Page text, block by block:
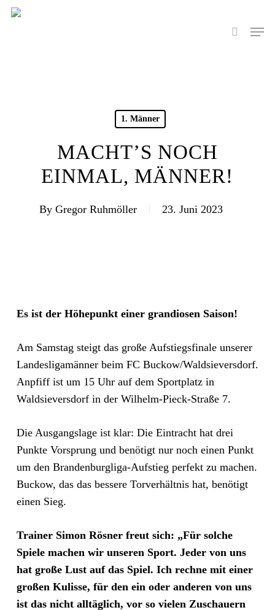
Skip
search
Menu
1. Männer
MACHT’S NOCH
EINMAL, MÄNNER!
By Gregor Ruhmöller 23. Juni 2023
Es ist der Höhepunkt einer grandiosen Saison!
Am Samstag steigt das große Aufstiegsfinale unserer
Landesligamänner beim FC Buckow/Waldsieversdorf.
Anpfiff ist um 15 Uhr auf dem Sportplatz in
Waldsieversdorf in der Wilhelm-Pieck-Straße 7.
Die Ausgangslage ist klar: Die Eintracht hat drei
Punkte Vorsprung und benötigt nur noch einen Punkt
um den Brandenburgliga-Aufstieg perfekt zu machen.
Buckow, das das bessere Torverhältnis hat, benötigt
einen Sieg.
Trainer Simon Rösner freut sich: „Für solche
Spiele machen wir unseren Sport. Jeder von uns
hat große Lust auf das Spiel. Ich rechne mit einer
großen Kulisse, für den ein oder anderen von uns
ist das nicht alltäglich, vor so vielen Zuschauern